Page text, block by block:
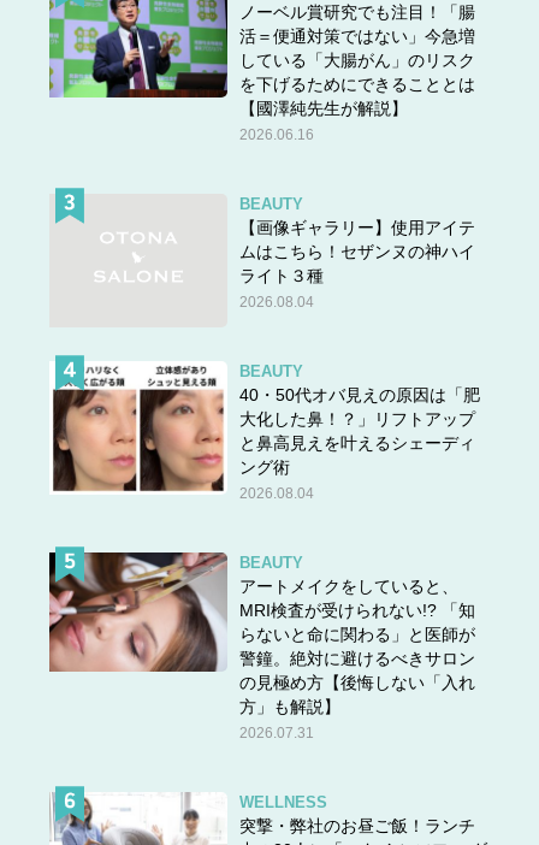
ノーベル賞研究でも注目！「腸
活＝便通対策ではない」今急増
している「大腸がん」のリスク
を下げるためにできることとは
【國澤純先生が解説】
2026.06.16
BEAUTY
【画像ギャラリー】使用アイテ
ムはこちら！セザンヌの神ハイ
ライト３種
2026.08.04
BEAUTY
40・50代オバ見えの原因は「肥
大化した鼻！？」リフトアップ
と鼻高見えを叶えるシェーディ
ング術
2026.08.04
BEAUTY
アートメイクをしていると、
MRI検査が受けられない!? 「知
らないと命に関わる」と医師が
警鐘。絶対に避けるべきサロン
の見極め方【後悔しない「入れ
方」も解説】
2026.07.31
WELLNESS
突撃・弊社のお昼ご飯！ランチ